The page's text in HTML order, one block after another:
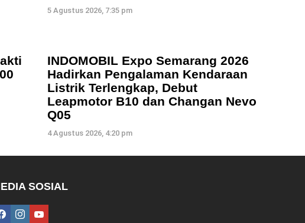
5 Agustus 2026, 7:35 pm
INDOMOBIL Expo Semarang 2026
Hadirkan Pengalaman Kendaraan
Listrik Terlengkap, Debut
Leapmotor B10 dan Changan Nevo
Q05
4 Agustus 2026, 4:20 pm
SOSIAL
facebookinstagramyoutube